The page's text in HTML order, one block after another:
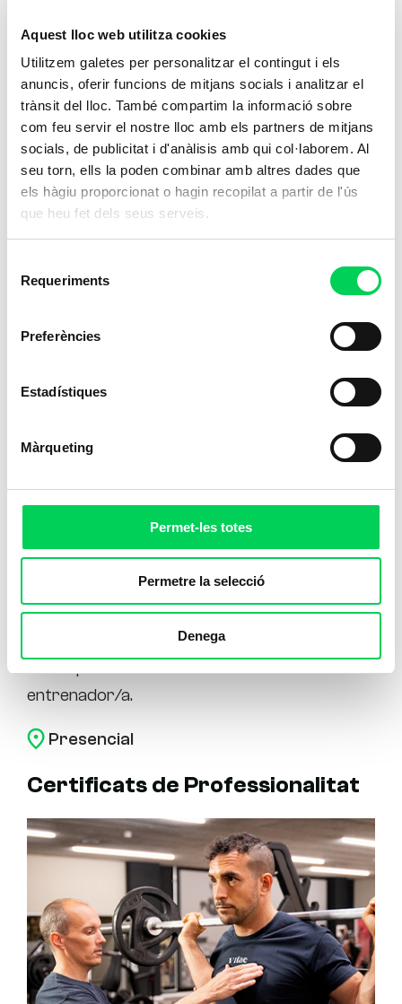
Aquest lloc web utilitza cookies
Utilitzem galetes per personalitzar el contingut i els
anuncis, oferir funcions de mitjans socials i analitzar el
trànsit del lloc. També compartim la informació sobre
com feu servir el nostre lloc amb els partners de mitjans
socials, de publicitat i d'anàlisis amb qui col·laborem. Al
seu torn, ells la poden combinar amb altres dades que
els hàgiu proporcionat o hagin recopilat a partir de l'ús
que heu fet dels seus serveis.
Requeriments
Preferències
Estadístiques
Màrqueting
Permet-les totes
Permetre la selecció
Denega
Capacita't per oferir atenció essencial en el
sector sanitari,una carrera amb un
impacte directe en el benestar dels
pacients.
Presencial
Ensenyaments Esportius
Tècnic de Futbol Nivell I i II
Una formació reglada que combina rigor
acadèmic i una manera única d’entendre el
futbol per construir el teu camí com a
entrenador/a.
Presencial
Certificats de Professionalitat